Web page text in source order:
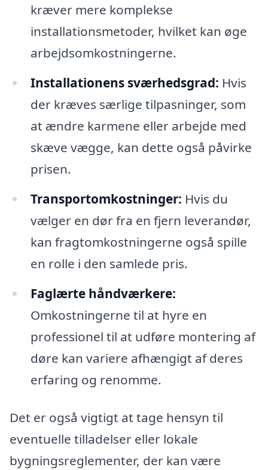
kræver mere komplekse
installationsmetoder, hvilket kan øge
arbejdsomkostningerne.
Installationens sværhedsgrad: Hvis
der kræves særlige tilpasninger, som
at ændre karmene eller arbejde med
skæve vægge, kan dette også påvirke
prisen.
Transportomkostninger: Hvis du
vælger en dør fra en fjern leverandør,
kan fragtomkostningerne også spille
en rolle i den samlede pris.
Faglærte håndværkere:
Omkostningerne til at hyre en
professionel til at udføre montering af
døre kan variere afhængigt af deres
erfaring og renomme.
Det er også vigtigt at tage hensyn til
eventuelle tilladelser eller lokale
bygningsreglementer, der kan være